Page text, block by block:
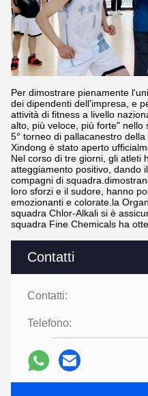
Contatti
Contatti:
Telefono:
Per dimostrare pienamente
dei dipendenti dell'impresa, e
attività di fitness a livello
alto, più veloce, più forte"
5° torneo di pallacanestro
Xindong è stato aperto
Nel corso di tre giorni, gli atleti
atteggiamento positivo, dando
compagni di
loro sforzi e il sudore, hanno
emozionanti e colorate.la
squadra Chlor-Alkali si è
squadra Fine Chemicals ha